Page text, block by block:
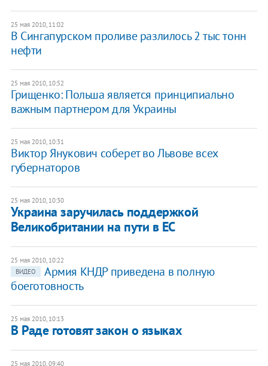
25 мая 2010, 11:02
В Сингапурском проливе разлилось 2 тыс тонн
нефти
25 мая 2010, 10:52
Грищенко: Польша является принципиально
важным партнером для Украины
25 мая 2010, 10:31
Виктор Янукович соберет во Львове всех
губернаторов
25 мая 2010, 10:30
Украина заручилась поддержкой
Великобритании на пути в ЕС
25 мая 2010, 10:22
ВИДЕО
Армия КНДР приведена в полную
боеготовность
25 мая 2010, 10:13
В Раде готовят закон о языках
25 мая 2010, 09:40